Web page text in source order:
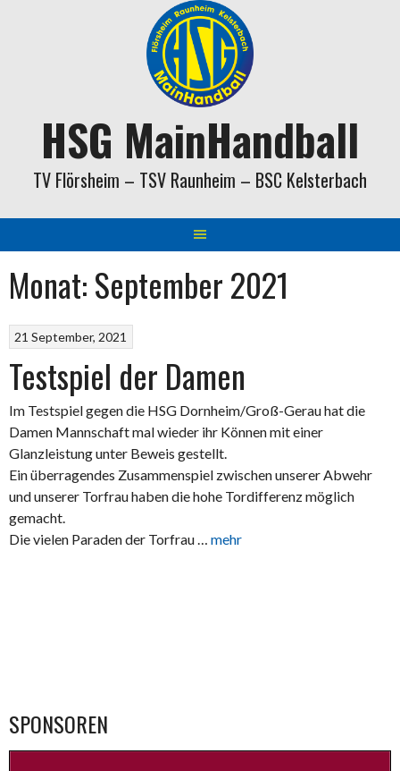
HSG MainHandball
TV Flörsheim – TSV Raunheim – BSC Kelsterbach
Monat:September 2021
21 September, 2021
Testspiel der Damen
Im Testspiel gegen die HSG Dornheim/Groß-Gerau hat die
Damen Mannschaft mal wieder ihr Können mit einer
Glanzleistung unter Beweis gestellt.
Ein überragendes Zusammenspiel zwischen unserer Abwehr
und unserer Torfrau haben die hohe Tordifferenz möglich
gemacht.
Die vielen Paraden der Torfrau … mehr
SPONSOREN